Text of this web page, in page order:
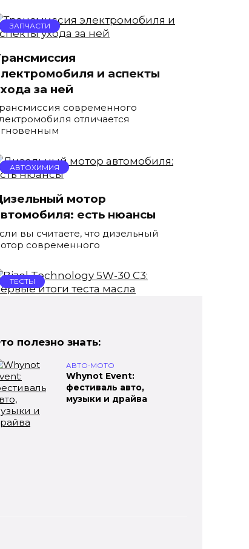
ЗАПЧАСТИ
и аспекты
за ней
современного
отличается
АВТОХИМИЯ
мотор
есть нюансы
вы считаете, что дизельный
современного
ТЕСТЫ
итоги тестирования
Bizol Technology
ПРАКТИКА
люк в
полезно знать:
АВТО-МОТО
Whynot Event:
фестиваль авто,
музыки и драйва